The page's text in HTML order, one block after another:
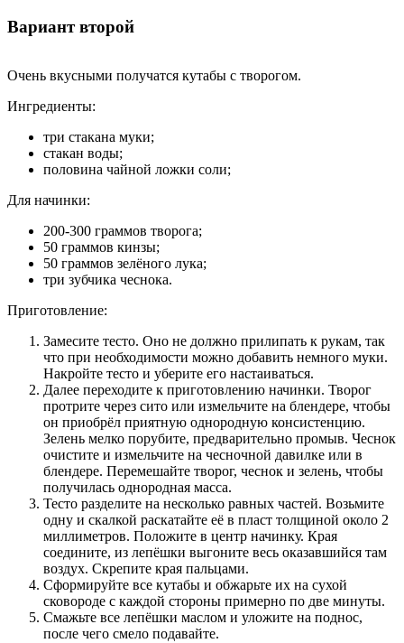
Вариант второй
Очень вкусными получатся кутабы с творогом.
Ингредиенты:
три стакана муки;
стакан воды;
половина чайной ложки соли;
Для начинки:
200-300 граммов творога;
50 граммов кинзы;
50 граммов зелёного лука;
три зубчика чеснока.
Приготовление:
Замесите тесто. Оно не должно прилипать к рукам, так
что при необходимости можно добавить немного муки.
Накройте тесто и уберите его настаиваться.
Далее переходите к приготовлению начинки. Творог
протрите через сито или измельчите на блендере, чтобы
он приобрёл приятную однородную консистенцию.
Зелень мелко порубите, предварительно промыв. Чеснок
очистите и измельчите на чесночной давилке или в
блендере. Перемешайте творог, чеснок и зелень, чтобы
получилась однородная масса.
Тесто разделите на несколько равных частей. Возьмите
одну и скалкой раскатайте её в пласт толщиной около 2
миллиметров. Положите в центр начинку. Края
соедините, из лепёшки выгоните весь оказавшийся там
воздух. Скрепите края пальцами.
Сформируйте все кутабы и обжарьте их на сухой
сковороде с каждой стороны примерно по две минуты.
Смажьте все лепёшки маслом и уложите на поднос,
после чего смело подавайте.